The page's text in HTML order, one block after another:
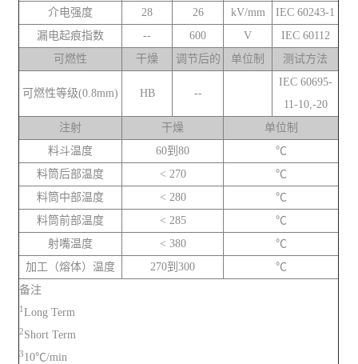
介电强度
28 26 kV/mm
IEC 60243-1
漏电起痕指数
-- 600 V
IEC 60112
可燃性
干燥 调节后的 单位制 测试方法
可燃性等级(0.8mm) HB --
IEC 60695-
11-10,-20
注射
干燥
单位制
料斗温度
60到80
℃
料筒后部温度
< 270
℃
料筒中部温度
< 280
℃
料筒前部温度
< 285
℃
射嘴温度
< 380
℃
加工（熔体）温度
270到300
℃
备注
1Long Term
2Short Term
310℃/min